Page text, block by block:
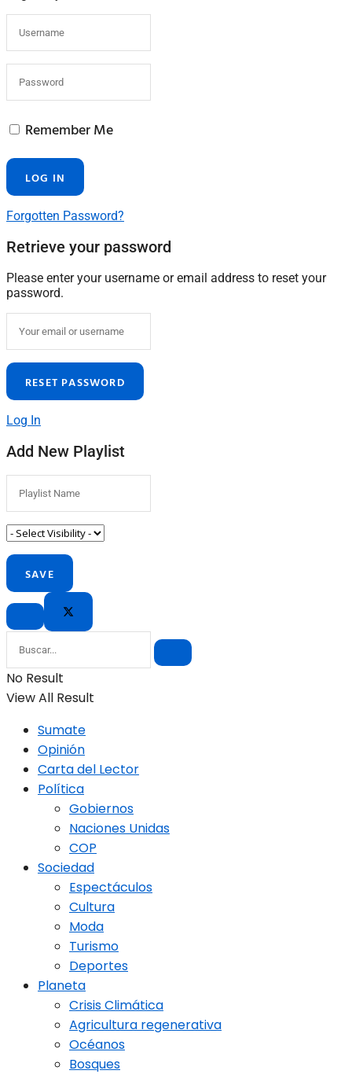
Remember Me
Forgotten Password?
Retrieve your password
Please enter your username or email address to reset your
password.
Log In
Add New Playlist
No Result
View All Result
Sumate
Opinión
Carta del Lector
Política
Gobiernos
Naciones Unidas
COP
Sociedad
Espectáculos
Cultura
Moda
Turismo
Deportes
Planeta
Crisis Climática
Agricultura regenerativa
Océanos
Bosques